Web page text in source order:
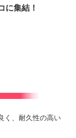
に集結！
く、耐久性の高い